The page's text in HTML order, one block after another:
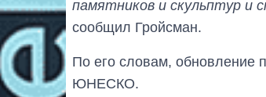
памятников и скульптур и
сообщил Гройсман.
По его словам, обновление
ЮНЕСКО.